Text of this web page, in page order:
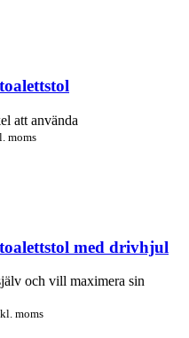
att använda
moms
med drivhjul
och vill maximera sin
moms